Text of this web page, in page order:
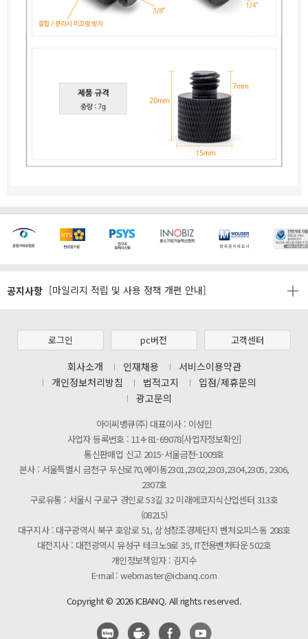
공지사항
[마일리지 적립 및 사용 정책 개편 안내]
[2026년 8월 신용카드 무이자 행사 안내]
[마일리지 적립 및 사용 정책 개편 안내]
제31기 정기주주총회 소집통지서
[마일리지 적립 및 사용 정책 개편 안내]
로그인 pc버전 고객센터
회사소개 인재채용
서비스이용약관
개인정보처리방침
법적고지
입점/제휴문의
광고문의
아이씨뱅큐(주) 대표이사 : 이성민
사업자 등록번호 : 114-81-69078[사업자정보확인]
통신판매업 신고 2015-서울금천-1009호
본사 : 서울특별시 금천구 두산로70,에이동2301,2302,2303,2304,2305, 2306,
2307호
구로유통 : 서울시 구로구 경인로 53길 32 미래에코지식산업센터 313호
(08215)
대구지사 : 대구광역시 북구 호암로 51, 삼성창조경제단지 벤처오피스동 208호
대전지사 : 대전광역시 유성구 테크노9로 35, IT전용벤처타운 502호
개인정보책임자 : 김지수
E-mail : webmaster@icbanq.com
Copyright © 2026 ICBANQ. All rights reserved.